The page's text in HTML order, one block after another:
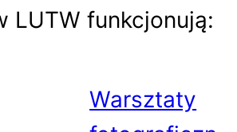
LUTW funkcjonują:
Warsztaty